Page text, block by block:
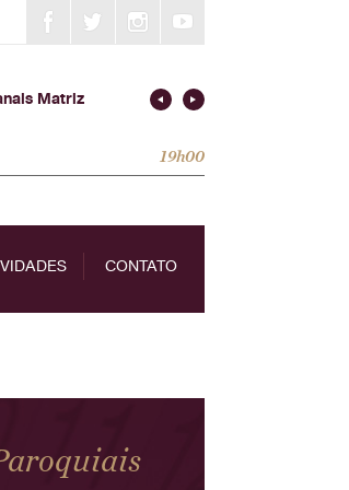
Matriz
19h00
CONTATO